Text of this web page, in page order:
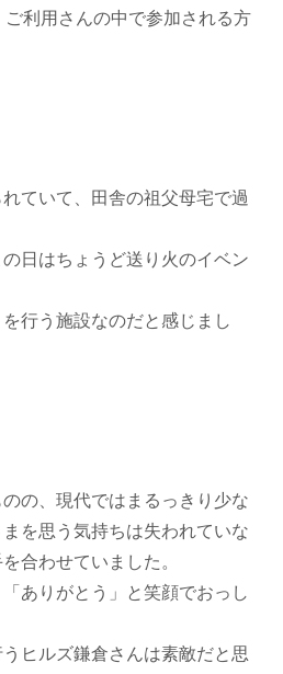
利用さんの中で参加される方
ていて、田舎の祖父母宅で過
日はちょうど送り火のイベン
行う施設なのだと感じまし
の、現代ではまるっきり少な
を思う気持ちは失われていな
合わせていました。
ありがとう」と笑顔でおっし
ヒルズ鎌倉さんは素敵だと思